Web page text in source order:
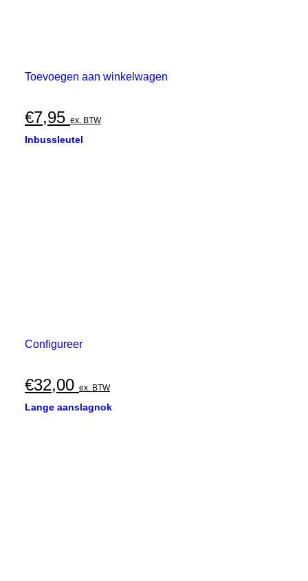
Toevoegen aan winkelwagen
€7,95 ex. BTW
Inbussleutel
Configureer
€32,00 ex. BTW
Lange aanslagnok